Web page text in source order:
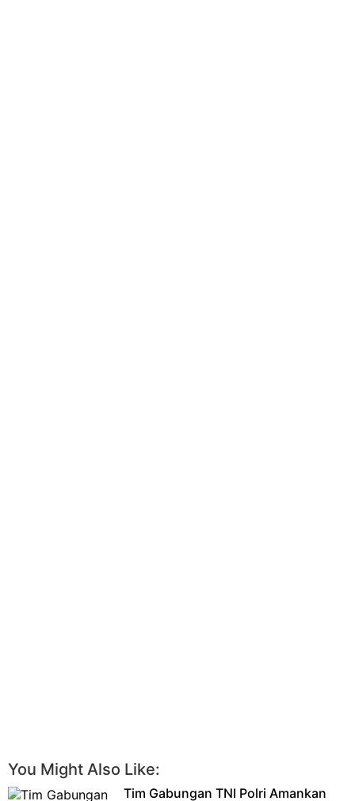
You Might Also Like:
Tim Gabungan TNI Polri Amankan